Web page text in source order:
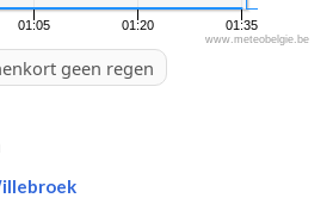
01:05 01:20 01:35
www.meteobelgie.be
geen regen